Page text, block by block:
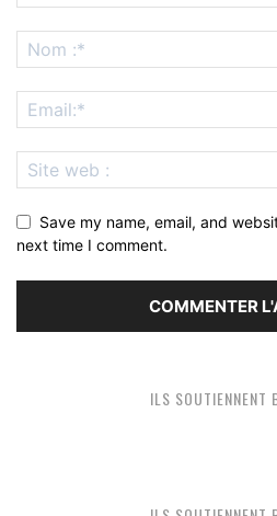
Save my name, email, and
next time I comment.